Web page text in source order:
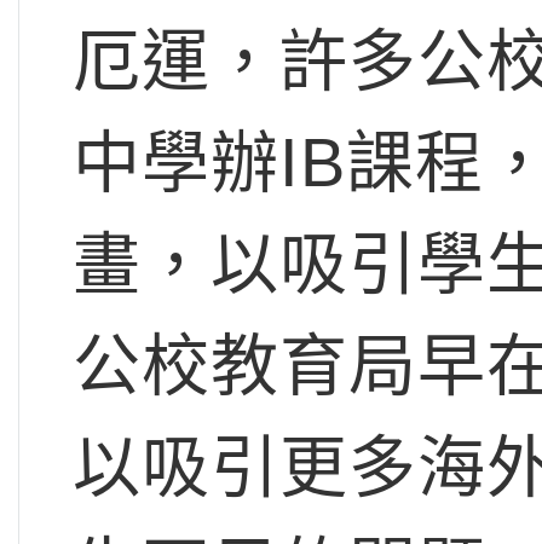
厄運，許多公
中學辦IB課程
畫，以吸引學
公校教育局早
以吸引更多海